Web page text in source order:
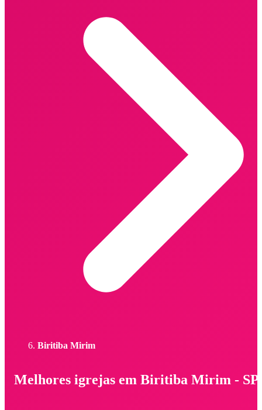
Biritiba Mirim
Melhores igrejas em Biritiba Mirim - SP